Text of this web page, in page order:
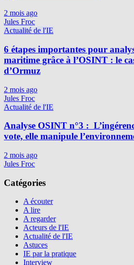
2 mois ago
Jules Froc
Actualité de l'IE
6 étapes importantes pour
maritime grâce à l’OSINT : le
d’Ormuz
2 mois ago
Jules Froc
Actualité de l'IE
Analyse OSINT n°3 :
vote, elle manipule
2 mois ago
Jules Froc
Catégories
A écouter
A lire
A regarder
Acteurs de l'IE
Actualité de l'IE
Astuces
IE par la pratique
Interview